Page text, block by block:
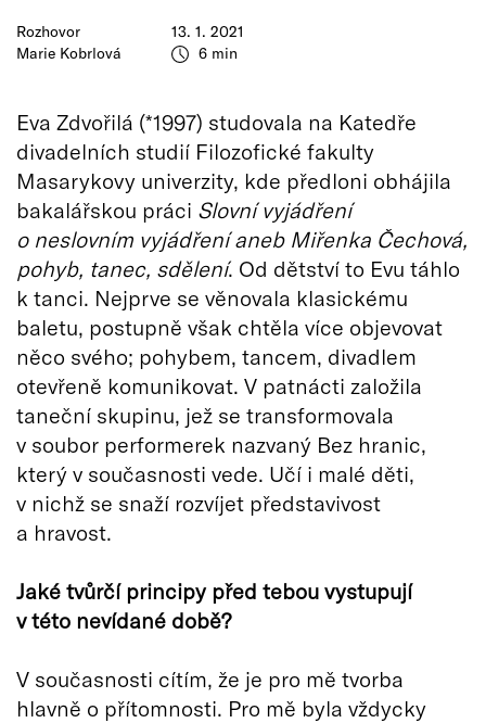
Rozhovor
Marie Kobrlová
13. 1. 2021
6 min
Eva Zdvořilá (*1997) studovala na Katedře
divadelních studií Filozofické fakulty
Masarykovy univerzity, kde předloni obhájila
bakalářskou práci Slovní vyjádření
o neslovním vyjádření aneb Miřenka Čechová,
pohyb, tanec, sdělení. Od dětství to Evu táhlo
k tanci. Nejprve se věnovala klasickému
baletu, postupně však chtěla více objevovat
něco svého; pohybem, tancem, divadlem
otevřeně komunikovat. V patnácti založila
taneční skupinu, jež se transformovala
v soubor performerek nazvaný Bez hranic,
který v současnosti vede. Učí i malé děti,
v nichž se snaží rozvíjet představivost
a hravost.
Jaké tvůrčí principy před tebou vystupují
v této nevídané době?
V současnosti cítím, že je pro mě tvorba
hlavně o přítomnosti. Pro mě byla vždycky